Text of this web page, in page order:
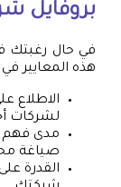
بروفايل
في حال رغبتك
هذه المعايير في
الاطلاع
لشركات
مدى فهم
صياغة
القدرة